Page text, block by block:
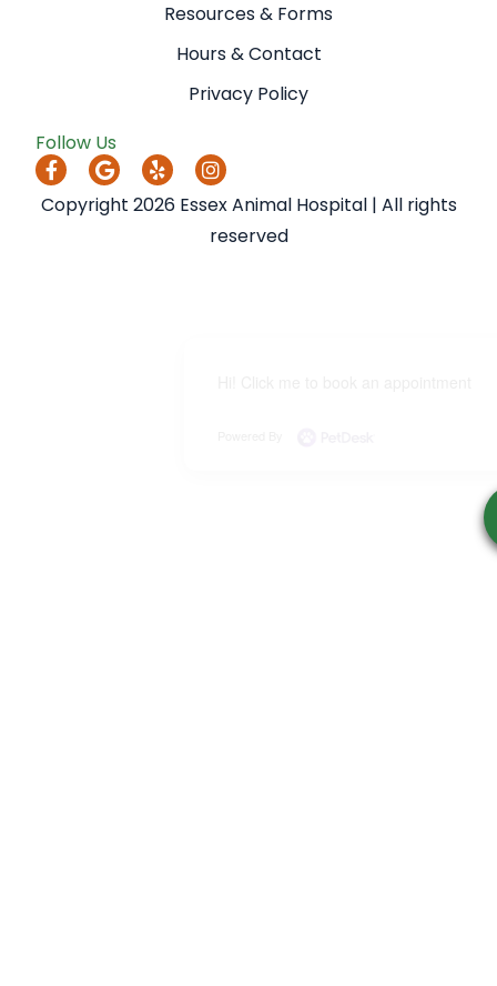
Resources & Forms
Hours & Contact
Privacy Policy
Follow Us
Copyright 2026 Essex Animal Hospital | All rights
reserved